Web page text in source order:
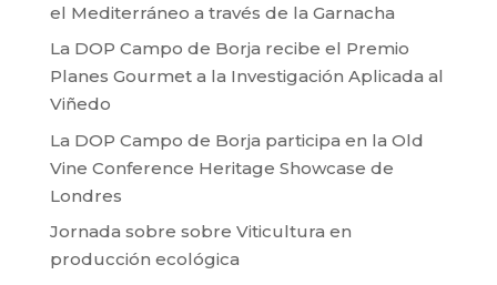
el Mediterráneo a través de la Garnacha
La DOP Campo de Borja recibe el Premio
Planes Gourmet a la Investigación Aplicada al
Viñedo
La DOP Campo de Borja participa en la Old
Vine Conference Heritage Showcase de
Londres
Jornada sobre sobre Viticultura en
producción ecológica